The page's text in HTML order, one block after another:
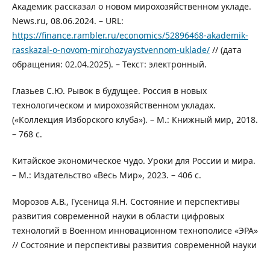
Академик рассказал о новом мирохозяйственном укладе.
News.ru, 08.06.2024. – URL:
https://finance.rambler.ru/economics/52896468-akademik-
rasskazal-o-novom-mirohozyaystvennom-uklade/// (дата
обращения: 02.04.2025). – Текст: электронный.
Глазьев С.Ю. Рывок в будущее. Россия в новых
технологическом и мирохозяйственном укладах.
(«Коллекция Изборского клуба»). – М.: Книжный мир, 2018.
– 768 с.
Китайское экономическое чудо. Уроки для России и мира.
– М.: Издательство «Весь Мир», 2023. – 406 с.
Морозов А.В., Гусеница Я.Н. Состояние и перспективы
развития современной науки в области цифровых
технологий в Военном инновационном технополисе «ЭРА»
// Состояние и перспективы развития современной науки